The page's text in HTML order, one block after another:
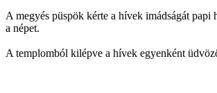
A megyés püspök kérte a hívek imádságát papi
a népet.
A templomból kilépve a hívek egyenként